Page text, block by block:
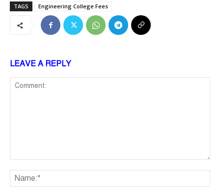
TAGS Engineering College Fees
LEAVE A REPLY